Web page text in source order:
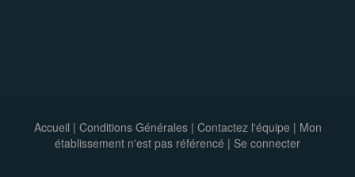
Accueil | Conditions Générales| Contactez l'équipe | Mon
établissement n'est pas référencé | Se connecter